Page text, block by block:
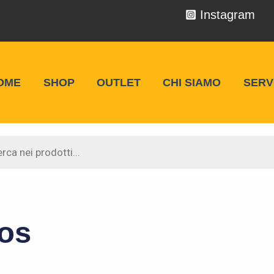
Instagram
Racing
SHOP OUTLET CHI SIAMO